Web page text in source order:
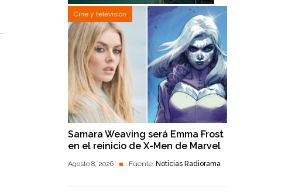
Cine y televisión
Samara Weaving será Emma Frost
en el reinicio de X-Men de Marvel
Agosto 8, 2026 Fuente: Noticias Radiorama